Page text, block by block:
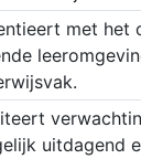
met het
uitdagend